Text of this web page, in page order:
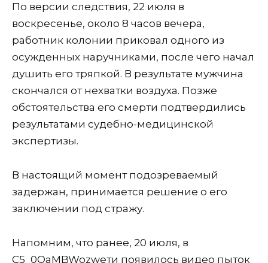
По версии следствия, 22 июля в
воскресенье, около 8 часов вечера,
работник колонии приковал одного из
осужденных наручниками, после чего начал
душить его тряпкой. В результате мужчина
скончался от нехватки воздуха. Позже
обстоятельства его смерти подтвердились
результатами судебно-медицинской
экспертизы.
В настоящий момент подозреваемый
задержан, принимается решение о его
заключении под стражу.
Напомним, что ранее, 20 июля, в
С5_0OaMBWozwети появилось видео пыток